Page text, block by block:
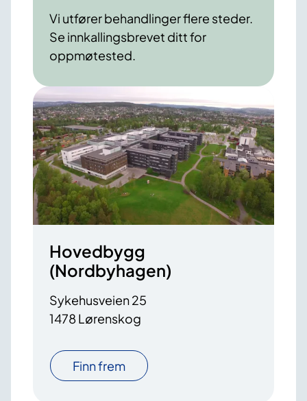
Vi utfører behandlinger flere steder.
Se innkallingsbrevet ditt for
oppmøtested.
Hovedbygg
(Nordbyhagen)
Sykehusveien 25
1478 Lørenskog
Finn frem